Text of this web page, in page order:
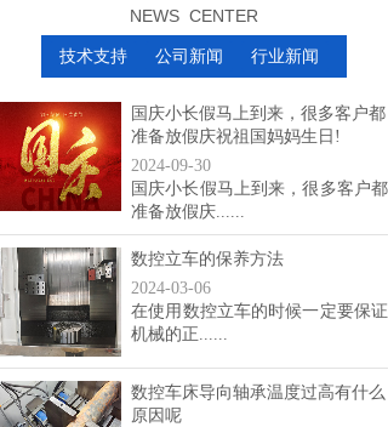
NEWS CENTER
技术支持 公司新闻 行业新闻
国庆小长假马上到来，很多客户都
准备放假庆祝祖国妈妈生日!
2024-09-30
国庆小长假马上到来，很多客户都
准备放假庆......
数控立车的保养方法
2024-03-06
在使用数控立车的时候一定要保证
机械的正......
数控车床导向轴承温度过高有什么
原因呢